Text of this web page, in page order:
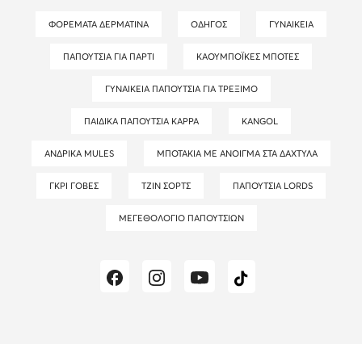
ΦΟΡΈΜΑΤΑ ΔΕΡΜΆΤΙΝΑ ΟΔΗΓΌΣ ΓΥΝΑΙΚΕΊΑ
ΠΑΠΟΎΤΣΙΑ ΓΙΑ ΠΆΡΤΙ ΚΑΟΥΜΠΌΙΚΕΣ ΜΠΌΤΕΣ
ΓΥΝΑΙΚΕΊΑ ΠΑΠΟΎΤΣΙΑ ΓΙΑ ΤΡΈΞΙΜΟ
ΠΑΙΔΙΚΆ ΠΑΠΟΎΤΣΙΑ KAPPA KANGOL
ΑΝΔΡΙΚΆ MULES ΜΠΟΤΆΚΙΑ ΜΕ ΆΝΟΙΓΜΑ ΣΤΑ ΔΆΧΤΥΛΑ
ΓΚΡΙ ΓΌΒΕΣ ΤΖΙΝ ΣΟΡΤΣ ΠΑΠΟΎΤΣΙΑ LORDS
ΜΕΓΕΘΟΛΌΓΙΟ ΠΑΠΟΥΤΣΙΏΝ